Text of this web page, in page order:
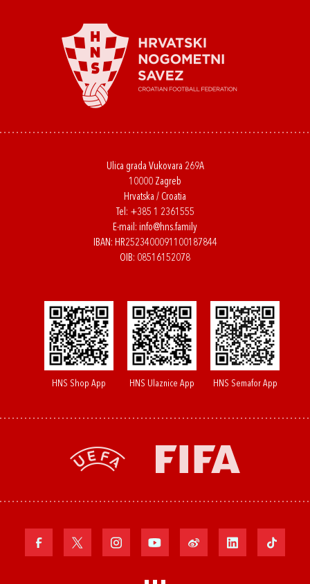
Ulica grada Vukovara 269A
10000 Zagreb
Hrvatska / Croatia
Tel: +385 1 2361555
E-mail: info@hns.family
IBAN: HR2523400091100187844
OIB: 08516152078
HNS Shop App HNS Ulaznice App HNS Semafor App